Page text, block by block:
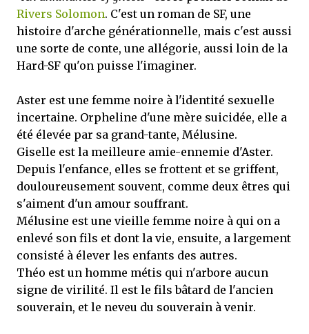
Rivers Solomon. C'est un roman de SF, une
histoire d'arche générationnelle, mais c'est aussi
une sorte de conte, une allégorie, aussi loin de la
Hard-SF qu'on puisse l'imaginer.
Aster est une femme noire à l'identité sexuelle
incertaine. Orpheline d'une mère suicidée, elle a
été élevée par sa grand-tante, Mélusine.
Giselle est la meilleure amie-ennemie d'Aster.
Depuis l'enfance, elles se frottent et se griffent,
douloureusement souvent, comme deux êtres qui
s'aiment d'un amour souffrant.
Mélusine est une vieille femme noire à qui on a
enlevé son fils et dont la vie, ensuite, a largement
consisté à élever les enfants des autres.
Théo est un homme métis qui n'arbore aucun
signe de virilité. Il est le fils bâtard de l'ancien
souverain, et le neveu du souverain à venir.